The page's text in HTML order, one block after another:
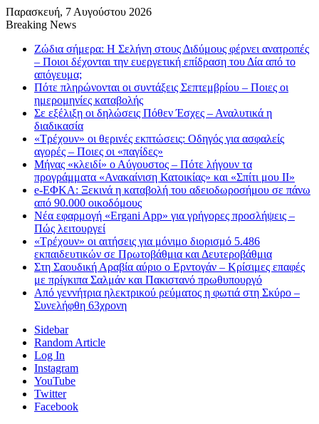
Παρασκευή, 7 Αυγούστου 2026
Breaking News
Ζώδια σήμερα: Η Σελήνη στους Διδύμους φέρνει ανατροπές
– Ποιοι δέχονται την ευεργετική επίδραση του Δία από το
απόγευμα;
Πότε πληρώνονται οι συντάξεις Σεπτεμβρίου – Ποιες οι
ημερομηνίες καταβολής
Σε εξέλιξη οι δηλώσεις Πόθεν Έσχες – Αναλυτικά η
διαδικασία
«Τρέχουν» οι θερινές εκπτώσεις: Οδηγός για ασφαλείς
αγορές – Ποιες οι «παγίδες»
Μήνας «κλειδί» ο Αύγουστος – Πότε λήγουν τα
προγράμματα «Ανακαίνιση Κατοικίας» και «Σπίτι μου ΙΙ»
e-ΕΦΚΑ: Ξεκινά η καταβολή του αδειοδωροσήμου σε πάνω
από 90.000 οικοδόμους
Νέα εφαρμογή «Ergani App» για γρήγορες προσλήψεις –
Πώς λειτουργεί
«Τρέχουν» οι αιτήσεις για μόνιμο διορισμό 5.486
εκπαιδευτικών σε Πρωτοβάθμια και Δευτεροβάθμια
Στη Σαουδική Αραβία αύριο ο Ερντογάν – Κρίσιμες επαφές
με πρίγκιπα Σαλμάν και Πακιστανό πρωθυπουργό
Από γεννήτρια ηλεκτρικού ρεύματος η φωτιά στη Σκύρο –
Συνελήφθη 63χρονη
Sidebar
Random Article
Log In
Instagram
YouTube
Twitter
Facebook